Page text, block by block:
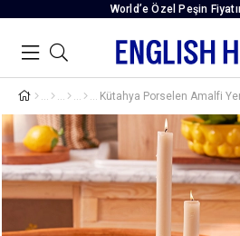
World’e Özel Peşin